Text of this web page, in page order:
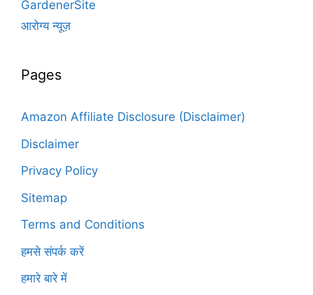
GardenerSite
आरोग्य न्यूज़
Pages
Amazon Affiliate Disclosure (Disclaimer)
Disclaimer
Privacy Policy
Sitemap
Terms and Conditions
हमसे संपर्क करें
हमारे बारे में